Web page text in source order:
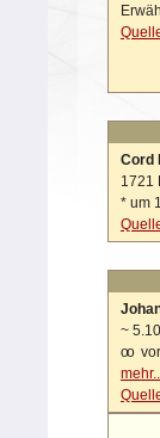
Cord
1721
* um
~
oo